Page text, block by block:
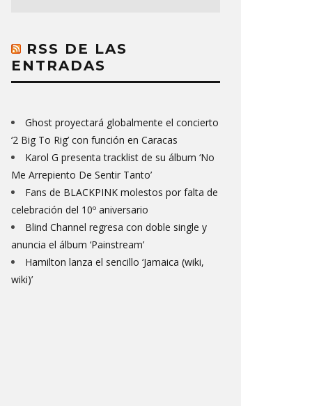
RSS DE LAS
ENTRADAS
Ghost proyectará globalmente el concierto
‘2 Big To Rig’ con función en Caracas
Karol G presenta tracklist de su álbum ‘No
Me Arrepiento De Sentir Tanto’
Fans de BLACKPINK molestos por falta de
celebración del 10º aniversario
Blind Channel regresa con doble single y
anuncia el álbum ‘Painstream’
Hamilton lanza el sencillo ‘Jamaica (wiki,
wiki)’